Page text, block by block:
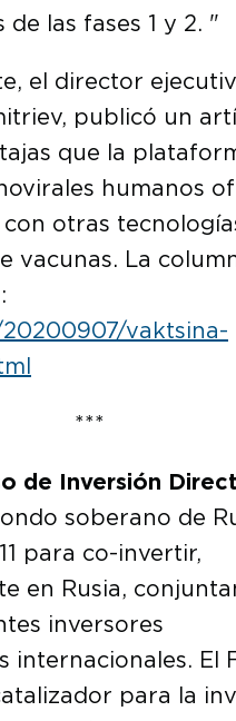
de las fases 1 y 2. "
el director
publicó un
que la
humanos
otras
vacunas. La
vaktsina-
***
de Inversión
soberano de
para co-invertir,
en Rusia,
inversores
internacionales. El
para la